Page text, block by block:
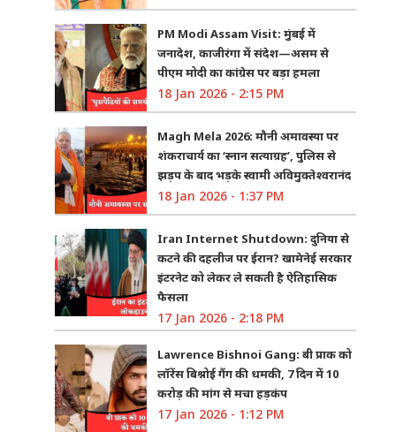
PM Modi Assam Visit: मुंबई में
जनादेश, काजीरंगा में संदेश—असम से
पीएम मोदी का कांग्रेस पर बड़ा हमला
18 Jan 2026 - 2:15 PM
Magh Mela 2026: मौनी अमावस्या पर
शंकराचार्य का ‘स्नान सत्याग्रह’, पुलिस से
झड़प के बाद भड़के स्वामी अविमुक्तेश्वरानंद
18 Jan 2026 - 1:37 PM
Iran Internet Shutdown: दुनिया से
कटने की दहलीज पर ईरान? खामेनेई सरकार
इंटरनेट को लेकर ले सकती है ऐतिहासिक
फैसला
17 Jan 2026 - 2:18 PM
Lawrence Bishnoi Gang: बी प्राक को
लॉरेंस बिश्नोई गैंग की धमकी, 7 दिन में 10
करोड़ की मांग से मचा हड़कंप
17 Jan 2026 - 1:12 PM